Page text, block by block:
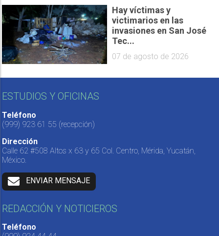
Hay víctimas y
victimarios en las
invasiones en San José
Tec...
07 de agosto de 2026
ESTUDIOS Y OFICINAS
Teléfono
(999) 923 61 55 (recepción)
Dirección
Calle 62 #508 Altos x 63 y 65 Col. Centro, Mérida, Yucatán,
México.
ENVIAR MENSAJE
REDACCIÓN Y NOTICIEROS
Teléfono